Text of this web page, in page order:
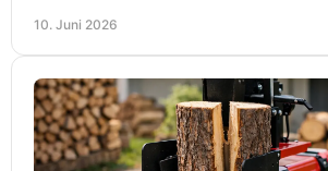
10. Juni 2026